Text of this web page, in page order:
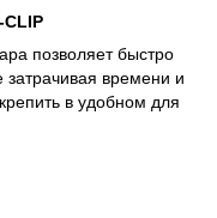
позволяет быстро
затрачивая времени и
в удобном для